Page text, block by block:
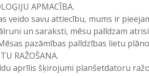
APMACĪBA.
veido savu attiecību, mums ir
un saraksti, mēsu palīdzam
pazāmības palī­dzības lietu
RAŽOŠANA.
aprīlis šķirojumi planšetdatoru